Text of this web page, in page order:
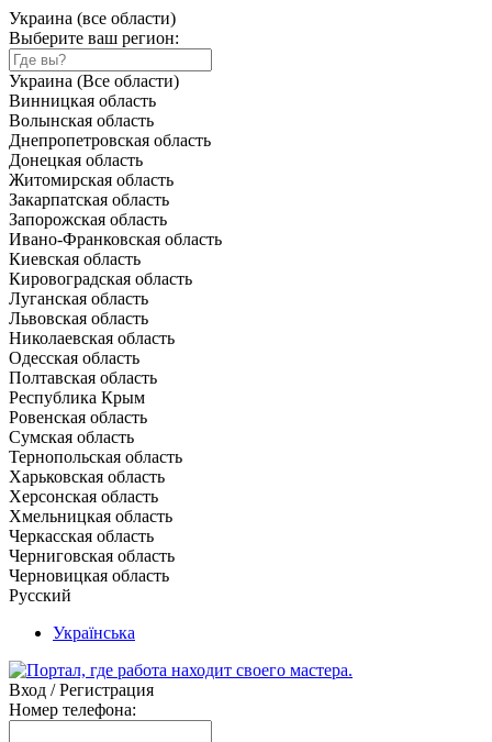
Украина (все области)
Выберите ваш регион:
Украина (Все области)
Винницкая область
Волынская область
Днепропетровская область
Донецкая область
Житомирская область
Закарпатская область
Запорожская область
Ивано-Франковская область
Киевская область
Кировоградская область
Луганская область
Львовская область
Николаевская область
Одесская область
Полтавская область
Республика Крым
Ровенская область
Сумская область
Тернопольская область
Харьковская область
Херсонская область
Хмельницкая область
Черкасская область
Черниговская область
Черновицкая область
Русский
Українська
Вход / Регистрация
Номер телефона: